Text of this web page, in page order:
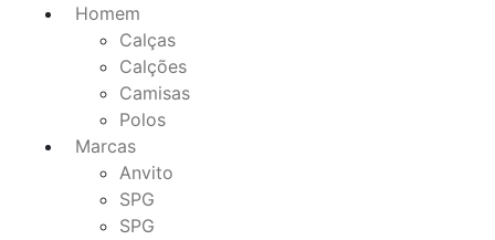
Homem
Calças
Calções
Camisas
Polos
Marcas
Anvito
SPG
SPG